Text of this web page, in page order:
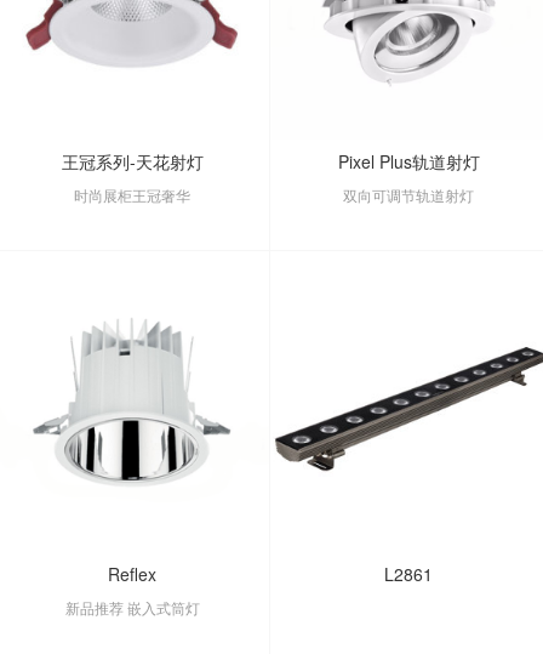
王冠系列-天花射灯
时尚展柜王冠奢华
Pixel Plus轨道射灯
双向可调节轨道射灯
Reflex
新品推荐 嵌入式筒灯
L2861